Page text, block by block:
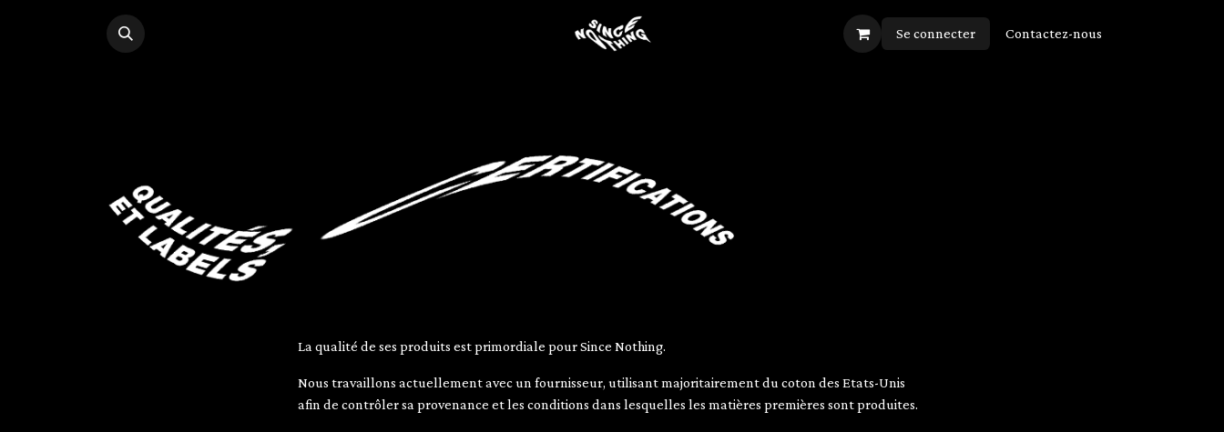
Se connecter
Contactez-nous
La qualité de ses produits est primordiale pour Since Nothing.
Nous travaillons actuellement avec un fournisseur, utilisant majoritairement du coton des Etats-Unis
afin de contrôler sa provenance et les conditions dans lesquelles les matières premières sont produites.